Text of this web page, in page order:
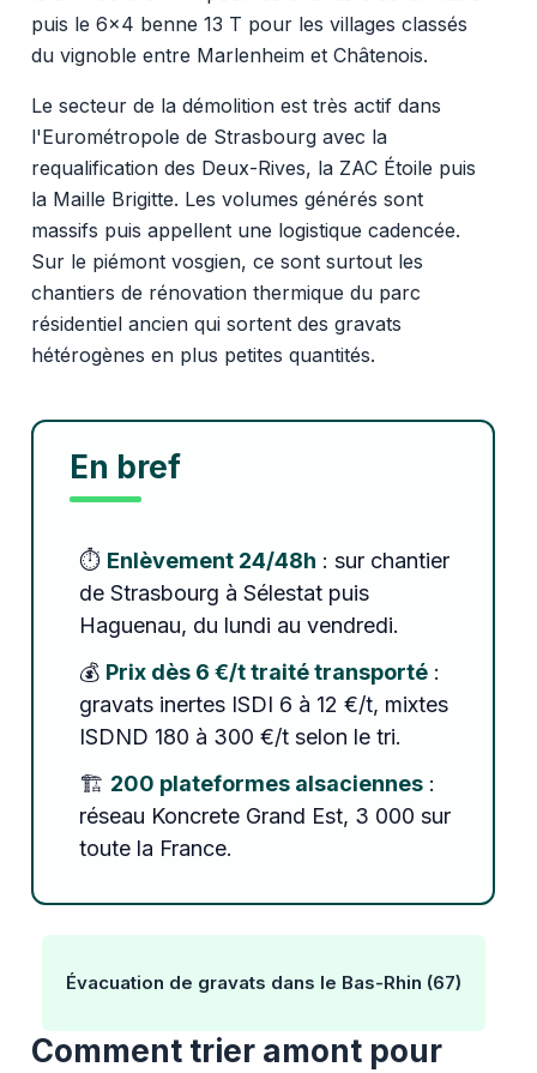
puis le 6x4 benne 13 T pour les villages classés
du vignoble entre Marlenheim et Châtenois.
Le secteur de la démolition est très actif dans
l'Eurométropole de Strasbourg avec la
requalification des Deux-Rives, la ZAC Étoile puis
la Maille Brigitte. Les volumes générés sont
massifs puis appellent une logistique cadencée.
Sur le piémont vosgien, ce sont surtout les
chantiers de rénovation thermique du parc
résidentiel ancien qui sortent des gravats
hétérogènes en plus petites quantités.
En bref
⏱️ Enlèvement 24/48h : sur chantier
de Strasbourg à Sélestat puis
Haguenau, du lundi au vendredi.
💰 Prix dès 6 €/t traité transporté:
gravats inertes ISDI 6 à 12 €/t, mixtes
ISDND 180 à 300 €/t selon le tri.
🏗️ 200 plateformes alsaciennes:
réseau Koncrete Grand Est, 3 000 sur
toute la France.
Évacuation de gravats dans le Bas-Rhin (67)
Comment trier amont pour